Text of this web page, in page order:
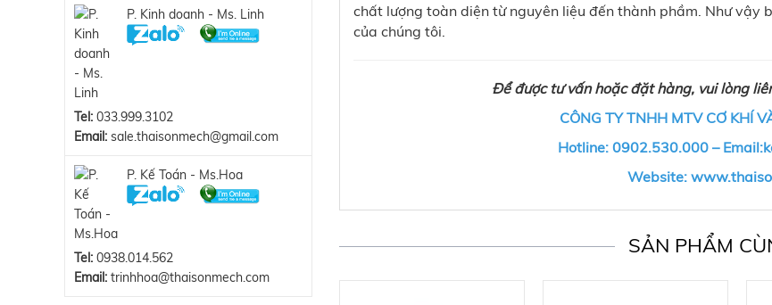
P. Kinh doanh - Ms. Linh
Tel: 033.999.3102
Email: sale.thaisonmech@gmail.com
P. Kế Toán - Ms.Hoa
Tel: 0938.014.562
Email: trinhhoa@thaisonmech.com
chất lượng toàn diện từ nguyên liệu đến thành phầm. Như vậy
của chúng tôi.
Để được tư vấn hoặc đặt hàng, vui lòng
CÔNG TY TNHH MTV CƠ KHÍ
Hotline: 0902.530.000 –
Website:
SẢN PHẨM